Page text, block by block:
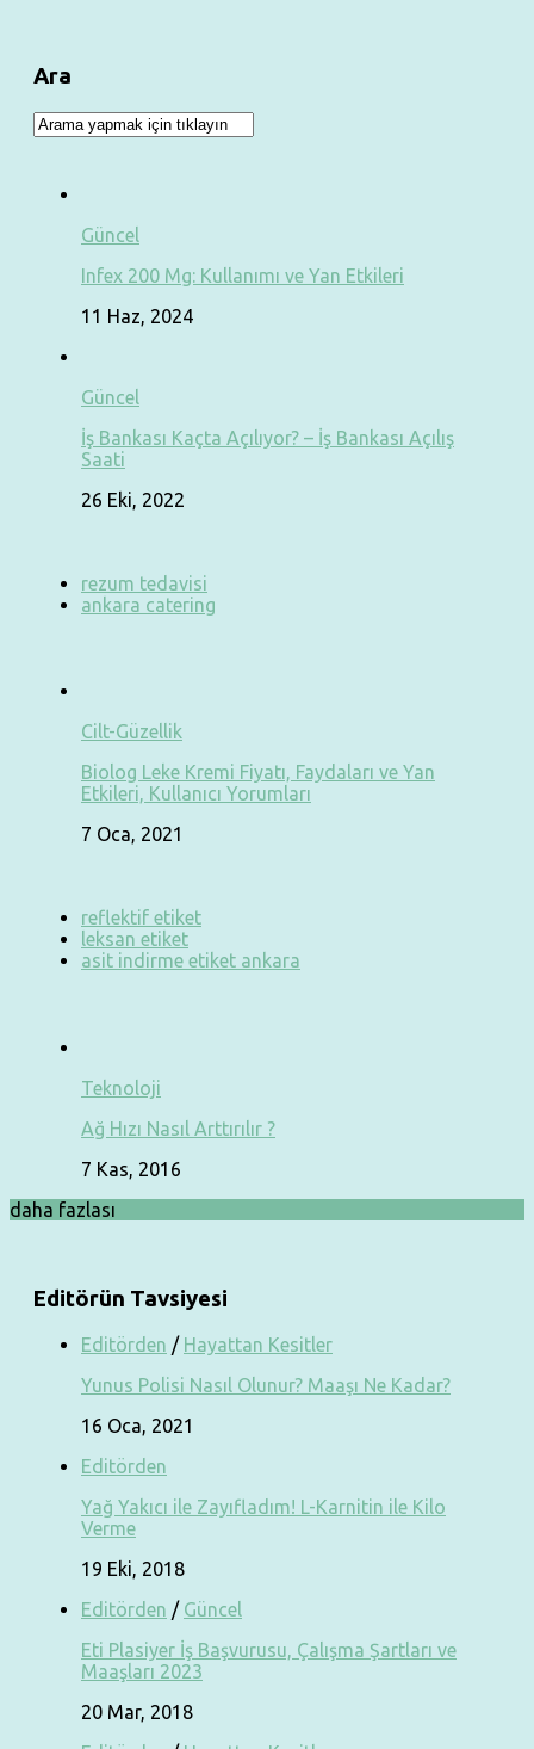
Ara
Güncel
Infex 200 Mg: Kullanımı ve Yan Etkileri
11 Haz, 2024
Güncel
İş Bankası Kaçta Açılıyor? – İş Bankası Açılış
Saati
26 Eki, 2022
rezum tedavisi
ankara catering
Cilt-Güzellik
Biolog Leke Kremi Fiyatı, Faydaları ve Yan
Etkileri, Kullanıcı Yorumları
7 Oca, 2021
reflektif etiket
leksan etiket
asit indirme etiket ankara
Teknoloji
Ağ Hızı Nasıl Arttırılır ?
7 Kas, 2016
daha fazlası
Editörün Tavsiyesi
Editörden / Hayattan Kesitler
Yunus Polisi Nasıl Olunur? Maaşı Ne Kadar?
16 Oca, 2021
Editörden
Yağ Yakıcı ile Zayıfladım! L-Karnitin ile Kilo
Verme
19 Eki, 2018
Editörden / Güncel
Eti Plasiyer İş Başvurusu, Çalışma Şartları ve
Maaşları 2023
20 Mar, 2018